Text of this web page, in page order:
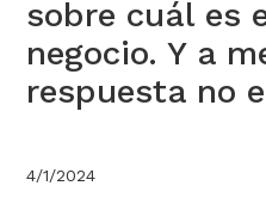
sobre cuál es
negocio. Y a
respuesta no
4/1/2024